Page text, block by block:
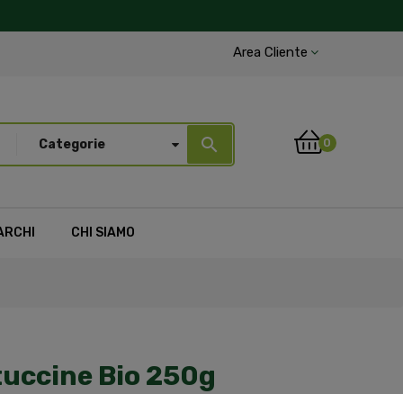
Area Cliente
Categorie search 0
CHI SIAMO
Bio 250g